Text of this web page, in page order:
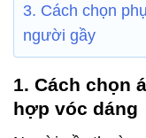
3. Cách chọn
người gầy
1. Cách chọn
hợp vóc dáng